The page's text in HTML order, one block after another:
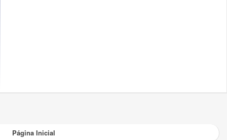
Página Inicial